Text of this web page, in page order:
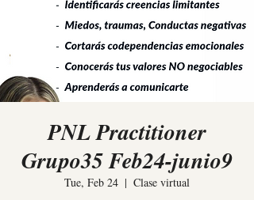
PNL Practitioner
Grupo35 Feb24-junio9
Tue, Feb 24
  |
Clase virtual